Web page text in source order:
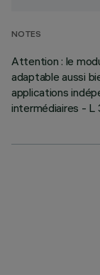
NOTES
Attention : le
adaptable aussi
applications
intermédiaires - L